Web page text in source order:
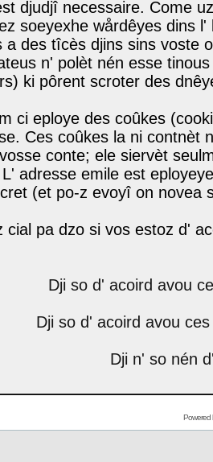
djudjî necessaire. Come
soeyexhe wårdêyes dins
a des tîcès djins sins voste
n' polèt nén esse
ki pôrent scroter des
ci eploye des coûkes
Ces coûkes la ni contnèt
conte; ele siervèt
adresse emile est
(et po-z evoyî on novea
cial pa dzo si vos estoz d'
Dji so d' acoird avou
Dji so d' acoird avou
Dji n' so nén
Powered